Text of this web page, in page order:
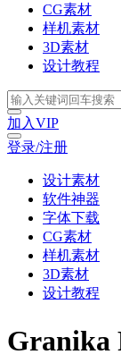
CG素材
样机素材
3D素材
设计教程
加入VIP
登录/注册
设计素材
软件神器
字体下载
CG素材
样机素材
3D素材
设计教程
Granika